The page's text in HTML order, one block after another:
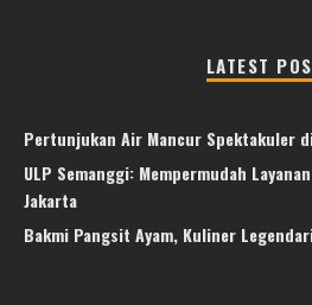
LATEST
Pertunjukan Air Mancur Spektakuler
ULP Semanggi: Mempermudah
Jakarta
Bakmi Pangsit Ayam, Kuliner